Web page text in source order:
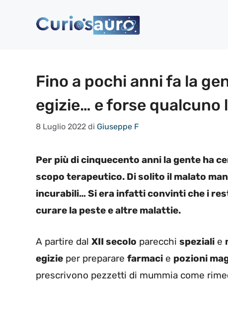
Fino a pochi anni fa la
egizie… e forse qualcuno
8 Luglio 2022 di Giuseppe F
Per più di cinquecento anni la gente ha
scopo terapeutico. Di solito il malato
incurabili… Si era infatti convinti che i
curare la peste e altre malattie.
A partire dal XII secolo parecchi speziali e
egizie per preparare farmaci e pozioni
prescrivono pezzetti di mummia come